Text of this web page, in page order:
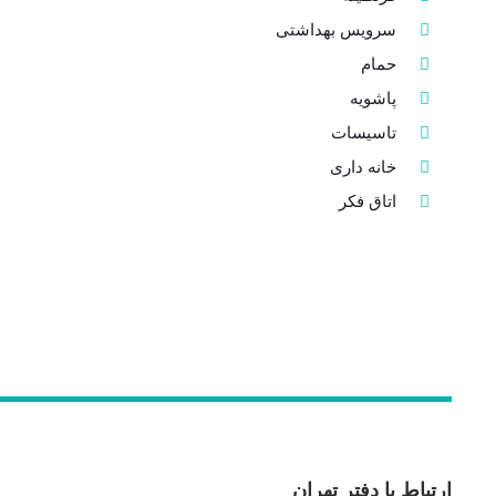
سرویس بهداشتی
حمام
پاشویه
تاسیسات
خانه داری
اتاق فکر
ارتباط با دفتر تهران